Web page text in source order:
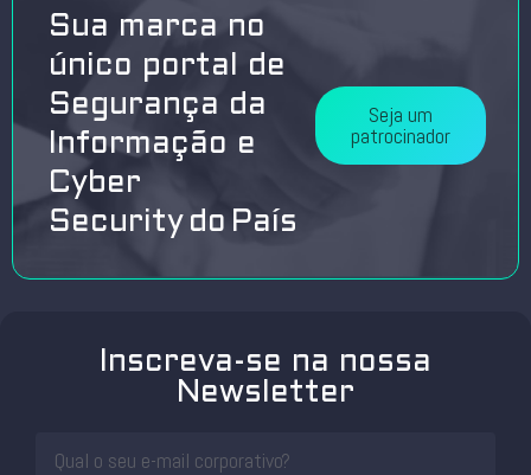
Sua marca no
único portal de
Segurança da
Informação e
Cyber
Security do País
Seja um
patrocinador
Inscreva-se na nossa
Newsletter